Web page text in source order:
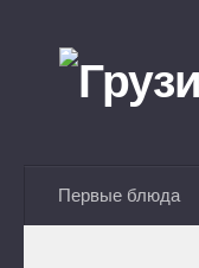
Первые блюда